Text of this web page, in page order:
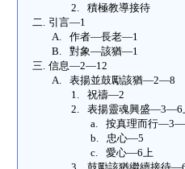
2.
積極教導接待
二. 引言—1
A.
作者—長老—1
B.
對象—該猶—1
三. 信息—2—12
A.
表揚並鼓勵該猶—2—8
1.
祝禱—2
2.
表揚靈魂興盛—3—6
a.
按真理而行—
b.
忠心—5
c.
愛心—6上